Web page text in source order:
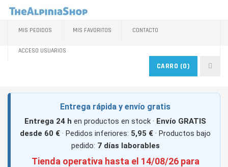
MIS PEDIDOS MIS FAVORITOS CONTACTO
ACCESO USUARIOS
CARRO (0)
Entrega rápida y envío gratis
Entrega 24 h en productos en stock · Envío GRATIS
desde 60 € · Pedidos inferiores: 5,95 € · Productos bajo
pedido: 7 días laborables
Tienda operativa hasta el 14/08/26 para